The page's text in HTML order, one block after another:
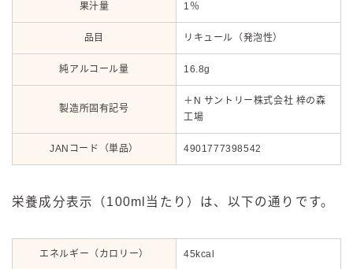
果汁量 1％
品目 リキュール（発泡性）
純アルコール量 16.8g
製造所固有記号
＋N サントリー株式会社 梓の森
工場
JANコード（単品） 4901777398542
栄養成分表示（100ml当たり）は、以下の通りです。
エネルギー（カロリー） 45kcal